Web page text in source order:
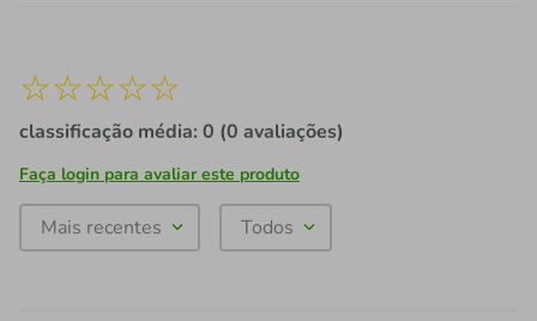
☆☆☆☆☆
classificação média: 0 (0 avaliações)
Faça login para avaliar este produto
Mais recentes Todos